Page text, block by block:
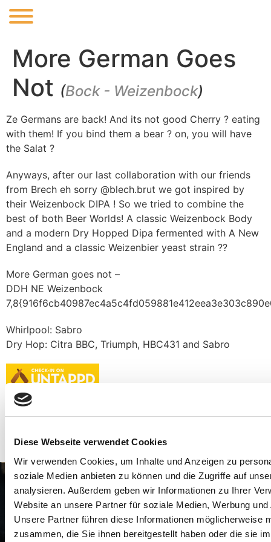
Diese Webseite verwendet Cookies
Wir verwenden Cookies, um Inhalte und Anzeigen zu
soziale Medien anbieten zu können und die Zugriffe auf
analysieren. Außerdem geben wir Informationen zu Ihrer
Website an unsere Partner für soziale Medien, Werbung
Unsere Partner führen diese Informationen möglicherweise
zusammen, die Sie ihnen bereitgestellt haben oder die sie
More German Goes
Not (Bock - Weizenbock)
Ze Germans are back! And its not good Cherry ? eating
with them! If you bind them a bear ? on, you will have
the Salat ?
Anyways, after our last collaboration with our friends
from Brech eh sorry @blech.brut we got inspired by
their Weizenbock DIPA ! So we tried to combine the
best of both Beer Worlds! A classic Weizenbock Body
and a modern Dry Hopped Dipa fermented with A New
England and a classic Weizenbier yeast strain ??
More German goes not –
DDH NE Weizenbock
Whirlpool: Sabro
Dry Hop: Citra BBC, Triumph, HBC431 and Sabro